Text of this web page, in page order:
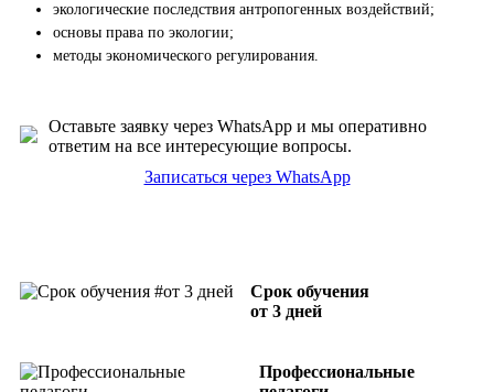
экологические последствия антропогенных воздействий;
основы права по экологии;
методы экономического регулирования.
Оставьте заявку через WhatsApp и мы оперативно
ответим на все интересующие вопросы.
Записаться через WhatsApp
Срок обучения
от 3 дней
Профессиональные